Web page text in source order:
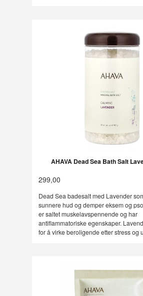
AHAVA Dead Sea Bath Salt
299,00
Dead Sea badesalt med Lavender
sunnere hud og demper eksem og
er saltet muskelavspennende og har
antiflammatoriske egenskaper.
for å virke beroligende etter stress og